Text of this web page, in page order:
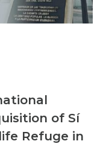
of Sí
Refuge in